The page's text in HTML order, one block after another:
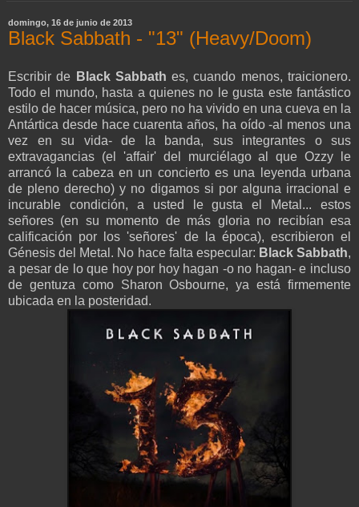
domingo, 16 de junio de 2013
Black Sabbath - "13" (Heavy/Doom)
Escribir de Black Sabbath es, cuando menos, traicionero.
Todo el mundo, hasta a quienes no le gusta este fantástico
estilo de hacer música, pero no ha vivido en una cueva en la
Antártica desde hace cuarenta años, ha oído -al menos una
vez en su vida- de la banda, sus integrantes o sus
extravagancias (el 'affair' del murciélago al que Ozzy le
arrancó la cabeza en un concierto es una leyenda urbana
de pleno derecho) y no digamos si por alguna irracional e
incurable condición, a usted le gusta el Metal... estos
señores (en su momento de más gloria no recibían esa
calificación por los 'señores' de la época), escribieron el
Génesis del Metal. No hace falta especular: Black Sabbath,
a pesar de lo que hoy por hoy hagan -o no hagan- e incluso
de gentuza como Sharon Osbourne, ya está firmemente
ubicada en la posteridad.